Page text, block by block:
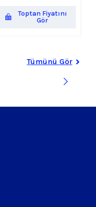
Toptan Fiyatını
Gör
Tümünü Gör